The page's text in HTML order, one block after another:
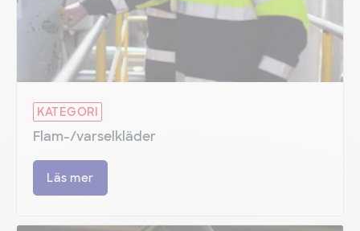
KATEGORI
Flam-/varselkläder
Läs mer